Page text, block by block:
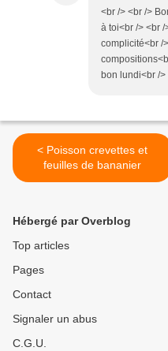
<br /> <br />
à toi<br /> <br
complicité<br /
bon lundi<br />
< Poisson crevettes et
feuilles de bananier
Hébergé par Overblog
Top articles
Pages
Contact
Signaler un abus
C.G.U.